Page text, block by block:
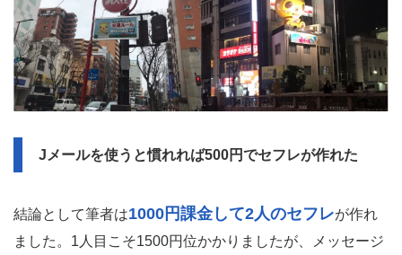
Jメールを使うと慣れれば500円でセフレが作れた
結論として筆者は1000円課金して2人のセフレが作れ
ました。1人目こそ1500円位かかりましたが、メッセージ